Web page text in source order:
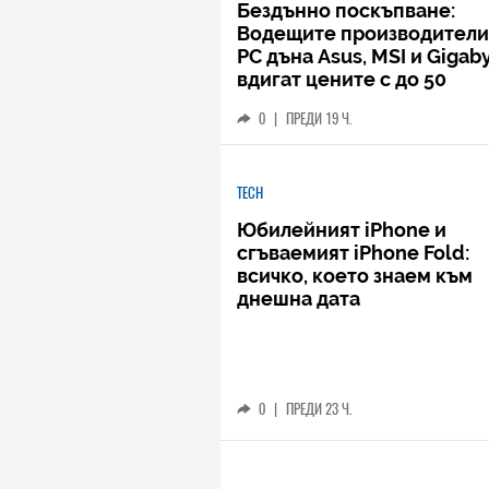
Бездънно поскъпване:
Водещите
РС дъна Asus, MSI и
вдигат цените с до 50
0 | ПРЕДИ 19 Ч.
TECH
Юбилейният iPhone и
сгъваемият iPhone Fold:
всичко, което знаем към
днешна дата
0 | ПРЕДИ 23 Ч.